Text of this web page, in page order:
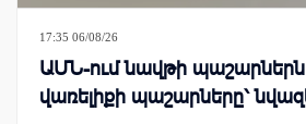
17:35 06/08/26
ԱՄՆ-ում նավթի պաշարներն
վառելիքի պաշարները՝